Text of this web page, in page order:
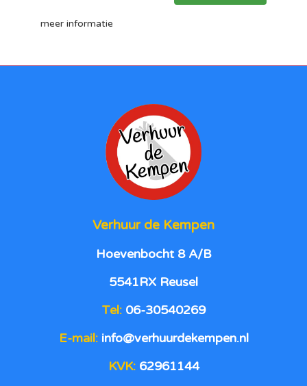
meer informatie
Verhuur de Kempen
Hoevenbocht 8 A/B
5541RX Reusel
Tel: 06-30540269
E-mail: info@verhuurdekempen.nl
KVK:62961144